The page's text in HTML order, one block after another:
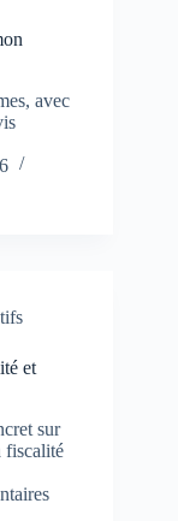
avec
et
sur
fiscalité